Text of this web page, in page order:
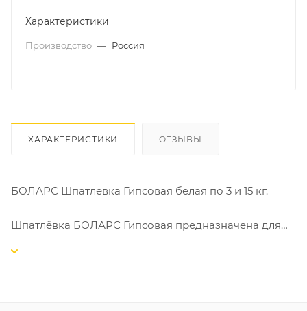
Характеристики
Производство — Россия
ХАРАКТЕРИСТИКИ ОТЗЫВЫ
БОЛАРС Шпатлевка Гипсовая белая по 3 и 15 кг.
Шпатлёвка БОЛАРС Гипсовая предназначена для